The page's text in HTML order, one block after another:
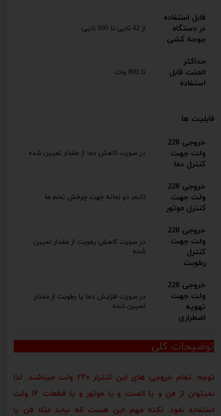
قابل استفاده
در دستگاه
جوجه کشی
از 42 تایی تا 900 تایی
حداکثر
المنت قابل
استفاده
تا 800 وات
قابلیت ها
خروجی 220
ولت جهت
کنترل دما
در صورت کاهش دما از مقدار تعیین شده
خروجی 220
ولت جهت
کنترل موتور
تایمر دو زمانه جهت چرخش تخم ها
خروجی 220
ولت جهت
کنترل
رطوبت
در صورت کاهش رطوبت از مقدار تعیین
شده
خروجی 220
ولت جهت
تهویه
اضطراری
در صورت افزایش دما یا رطوبت از مقدار
تعیین شده
توضیحات کلی
توجه: تمام خروجی های این کنترلر 220 ولت میباشند. لذا
نمیتوان از فن و یا المنت و یا موتور و یا قطعات 12 ولت
استفاده نمود. نکته مهم این هست که نباید مثلا فن یا